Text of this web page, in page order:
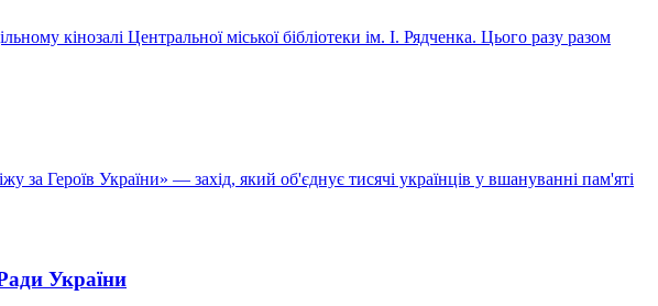
кінозалі Центральної міської бібліотеки ім. І. Рядченка. Цього разу разом
за Героїв України» — захід, який об'єднує тисячі українців у вшануванні пам'яті
України